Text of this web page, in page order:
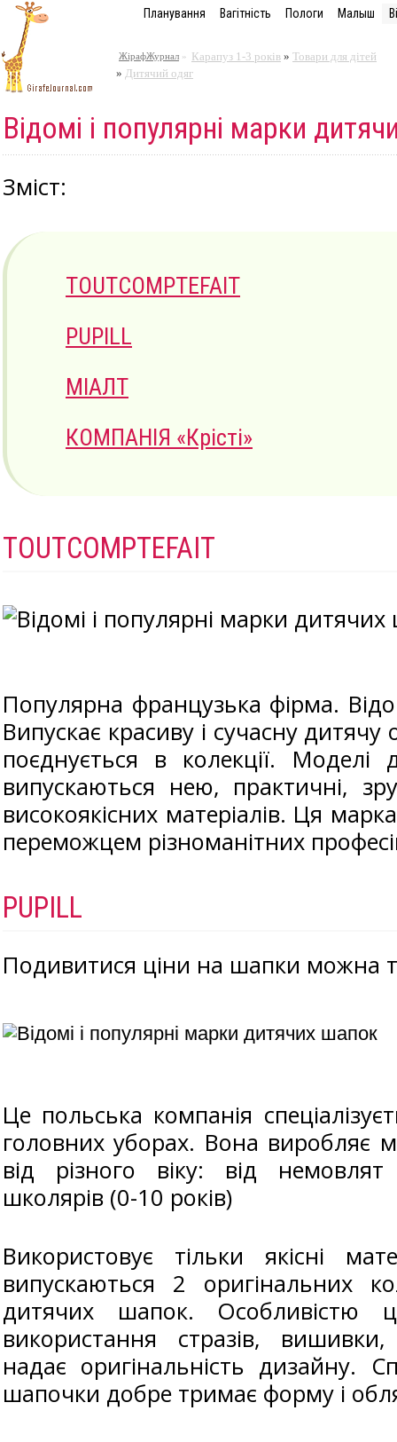
Планування Вагітність Пологи Малыш
ЖірафЖурнал » Карапуз 1-3 років » Товари для дітей
» Дитячий одяг
Відомі і популярні марки
Зміст:
ТOUTCOMPTEFAIT
PUPILL
МІАЛТ
КОМПАНІЯ «Крісті»
ТOUTCOMPTEFAIT
Популярна французька фірма.
Випускає красиву і сучасну дитячу
поєднується в колекції. Моделі
випускаються нею, практичні,
високоякісних матеріалів. Ця
переможцем різноманітних
PUPILL
Подивитися ціни на шапки можна
Це польська компанія
головних уборах. Вона виробляє
від різного віку: від
школярів (0-10 років)
Використовує тільки якісні
випускаються 2 оригінальних
дитячих шапок. Особливістю
використання стразів,
надає оригінальність дизайну.
шапочки добре тримає форму і